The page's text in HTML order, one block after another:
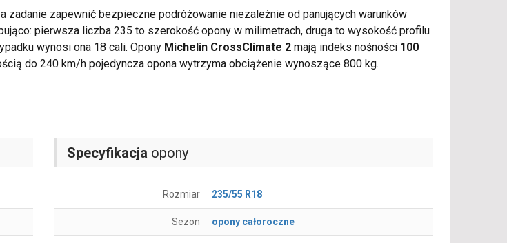
zadanie zapewnić bezpieczne podróżowanie niezależnie od panujących warunków
pierwsza liczba 235 to szerokość opony w milimetrach, druga to wysokość profilu
wynosi ona 18 cali. Opony Michelin CrossClimate 2 mają indeks nośności 100
do 240 km/h pojedyncza opona wytrzyma obciążenie wynoszące 800 kg.
Specyfikacja opony
Rozmiar 235/55 R18
Sezon opony całoroczne